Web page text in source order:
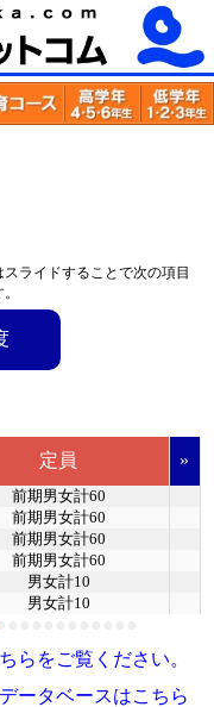
スライドすることで次の項目
定員 »
前期男女計60
前期男女計60
前期男女計60
前期男女計60
男女計10
男女計10
らをご覧ください。
ータベースはこちら